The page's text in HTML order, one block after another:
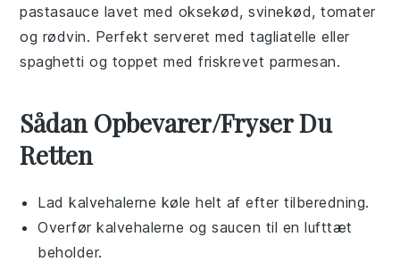
pastasauce lavet med oksekød,svinekød,tomater
og rødvin. Perfekt serveret medtagliatelle eller
spaghetti og toppet med friskrevet parmesan.
Sådan Opbevarer/Fryser Du
Retten
Ladkalvehalerne køle helt af efter tilberedning.
Overførkalvehalerne ogsaucen til en lufttæt
beholder.